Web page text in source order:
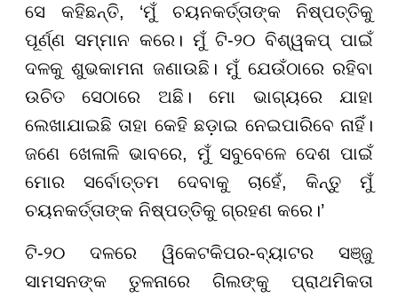
ସେ କହିଛନ୍ତି, ‘ମୁଁ ଚୟନକର୍ତ୍ତାଙ୍କ ନିଷ୍ପତ୍ତିକୁ
ପୂର୍ଣ୍ଣ ସମ୍ମାନ କରେ। ମୁଁ ଟି-୨୦ ବିଶ୍ୱକପ୍ ପାଇଁ
ଦଳକୁ ଶୁଭକାମନା ଜଣାଉଛି। ମୁଁ ଯେଉଁଠାରେ ରହିବା
ଉଚିତ ସେଠାରେ ଅଛି। ମୋ ଭାଗ୍ୟରେ ଯାହା
ଲେଖାଯାଇଛି ତାହା କେହି ଛଡ଼ାଇ ନେଇପାରିବେ ନାହିଁ।
ଜଣେ ଖେଳାଳି ଭାବରେ, ମୁଁ ସବୁବେଳେ ଦେଶ ପାଇଁ
ମୋର ସର୍ବୋତ୍ତମ ଦେବାକୁ ଚାହେଁ, କିନ୍ତୁ ମୁଁ
ଚୟନକର୍ତ୍ତାଙ୍କ ନିଷ୍ପତ୍ତିକୁ ଗ୍ରହଣ କରେ।’
ଟି-୨୦ ଦଳରେ ୱିକେଟକିପର-ବ୍ୟାଟର ସଞ୍ଜୁ
ସାମସନଙ୍କ ତୁଳନାରେ ଗିଲଙ୍କୁ ପ୍ରାଥମିକତା